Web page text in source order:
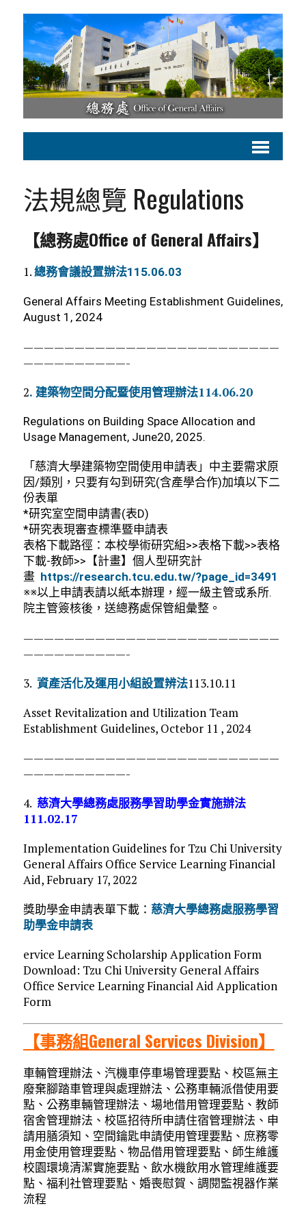
法規總覽 Regulations
【總務處Office of General Affairs】
1. 總務會議設置辦法115.06.03
General Affairs Meeting Establishment Guidelines,
August 1, 2024
—————————————————————————
——————————-
2. 建築物空間分配暨使用管理辦法114.06.20
Regulations on Building Space Allocation and
Usage Management, June20, 2025.
「慈濟大學建築物空間使用申請表」中主要需求原
因/類別，只要有勾到研究(含產學合作)加填以下二
份表單
*研究室空間申請書(表D)
*研究表現審查標準暨申請表
表格下載路徑：本校學術研究組>>表格下載>>表格
下載-教師>>【計畫】個人型研究計
畫 https://research.tcu.edu.tw/?page_id=3491
※※以上申請表請以紙本辦理，經一級主管或系所.
院主管簽核後，送總務處保管組彙整。
—————————————————————————
——————————-
3. 資產活化及運用小組設置辨法113.10.11
Asset Revitalization and Utilization Team
Establishment Guidelines, Octebor 11 , 2024
—————————————————————————
——————————-
4. 慈濟大學總務處服務學習助學金實施辦法
111.02.17
Implementation Guidelines for Tzu Chi University
General Affairs Office Service Learning Financial
Aid, February 17, 2022
獎助學金申請表單下載： 慈濟大學總務處服務學習
助學金申請表
ervice Learning Scholarship Application Form
Download: Tzu Chi University General Affairs
Office Service Learning Financial Aid Application
Form
【事務組General Services Division】
車輛管理辦法、汽機車停車場管理要點、校區無主
廢棄腳踏車管理與處理辦法、公務車輛派借使用要
點、公務車輛管理辦法、場地借用管理要點、教師
宿舍管理辦法、校區招待所申請住宿管理辦法、申
請用膳須知、空間鑰匙申請使用管理要點、庶務零
用金使用管理要點、物品借用管理要點、師生維護
校園環境清潔實施要點、飲水機飲用水管理維護要
點、福利社管理要點、婚喪慰賀、調閱監視器作業
流程